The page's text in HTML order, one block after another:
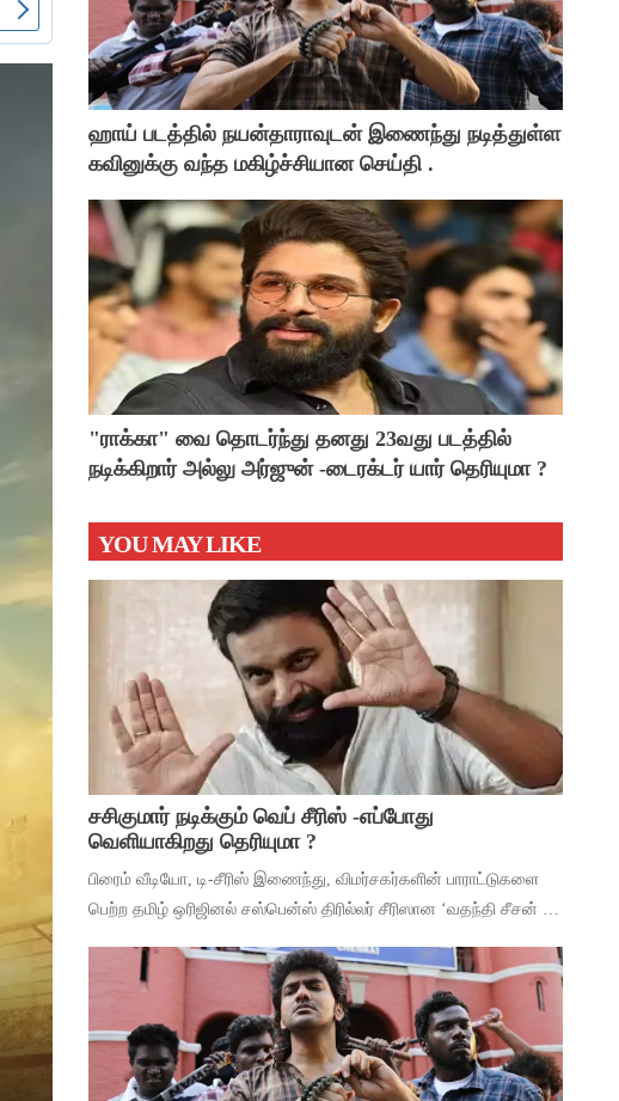
ஹாய் படத்தில் நயன்தாராவுடன் இணைந்து நடித்துள்ள
கவினுக்கு வந்த மகிழ்ச்சியான செய்தி .
"ராக்கா" வை தொடர்ந்து தனது 23வது படத்தில்
நடிக்கிறார் அல்லு அர்ஜுன் -டைரக்டர் யார் தெரியுமா ?
YOU MAY LIKE
சசிகுமார் நடிக்கும் வெப் சீரிஸ் -எப்போது
வெளியாகிறது தெரியுமா ?
பிரைம் வீடியோ, டி-சீரிஸ் இணைந்து, விமர்சகர்களின் பாராட்டுகளை
பெற்ற தமிழ் ஒரிஜினல் சஸ்பென்ஸ் திரில்லர் சீரிஸான ‘வதந்தி சீசன் 2:
வெளியிட்டுள்ளனர். ச